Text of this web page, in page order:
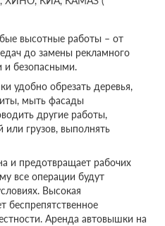
высотные работы – от
до замены рекламного
и безопасными.
удобно обрезать деревья,
мыть фасады
другие работы,
грузов, выполнять
и предотвращает рабочих
все операции будут
Высокая
беспрепятственное
Аренда автовышки на